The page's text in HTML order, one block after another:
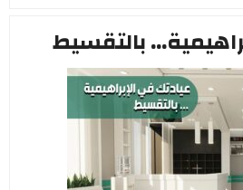
بالتقسيط